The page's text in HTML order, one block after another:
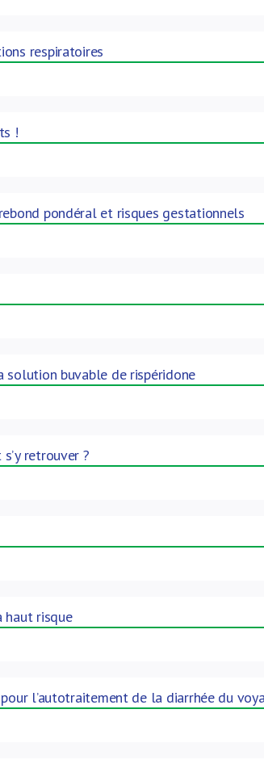
respiratoires
!
pondéral et risques gestationnels
solution buvable de rispéridone
retrouver ?
haut risque
l’autotraitement de la diarrhée du